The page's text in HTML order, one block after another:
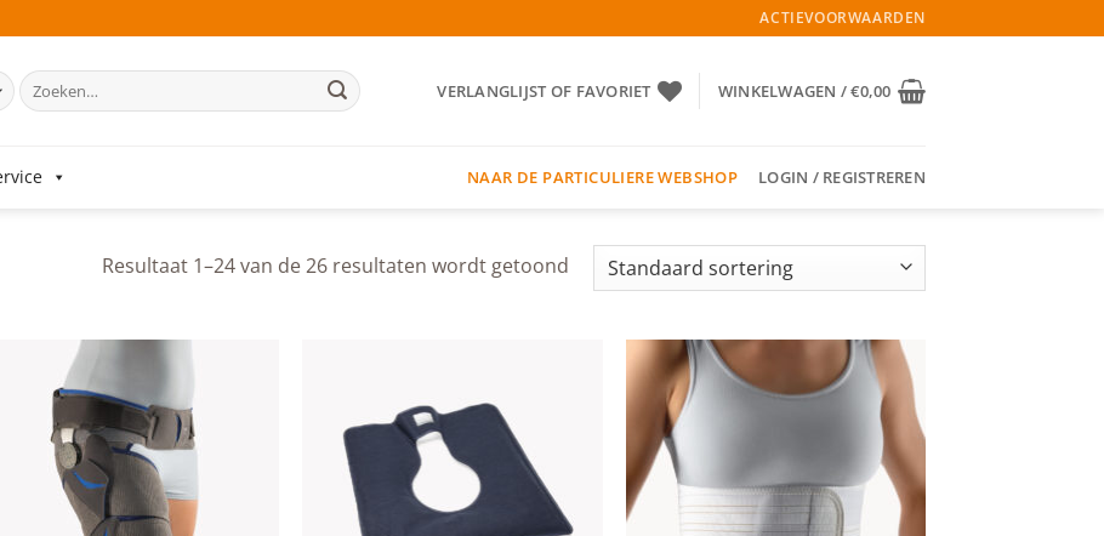
ACTIEVOORWAARDEN
Zoeken
naar:
VERLANGLIJST OF FAVORIET WINKELWAGEN /€0,00
NAAR DE PARTICULIERE WEBSHOP LOGIN / REGISTREREN
Resultaat 1–24 van de 26 resultaten wordt getoond
Add to
wishlist